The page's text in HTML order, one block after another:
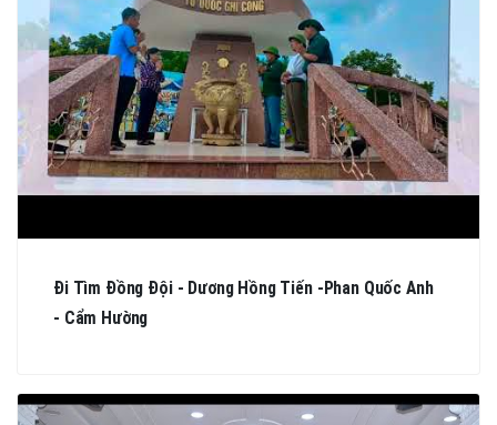
Đi Tìm Đồng Đội - Dương Hồng Tiến -Phan Quốc Anh
- Cẩm Hường